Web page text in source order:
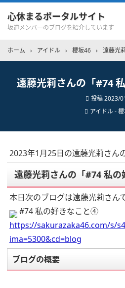
心休まるポータルサイト
坂道メンバーのブログを紹介しています
ホーム › アイドル › 櫻坂46 › 遠藤光
遠藤光莉さんの「#74
投稿2023/
アイドル -
2023年1月25日の遠藤光莉さん
遠藤光莉さんの「#74 私の
本日次のブログは遠藤光莉さんで
#74 私の好きなこと④
https://sakurazaka46.com/s/
ima=5300&cd=blog
ブログの概要